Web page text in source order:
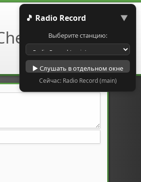
🎵 Radio Record ▼
Выберите станцию:
▶ Слушать в отдельном окне
Сейчас: Radio Record (main)